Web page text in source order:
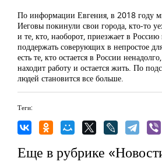
По информации Евгения, в 2018 году
Иеговы покинули свои города, кто-то
и те, кто, наоборот, приезжает в
поддержать соверующих в непростое
есть те, кто остается в России
находит работу и остается жить. По
людей становится все больше.
Теги:
Еще в рубрике